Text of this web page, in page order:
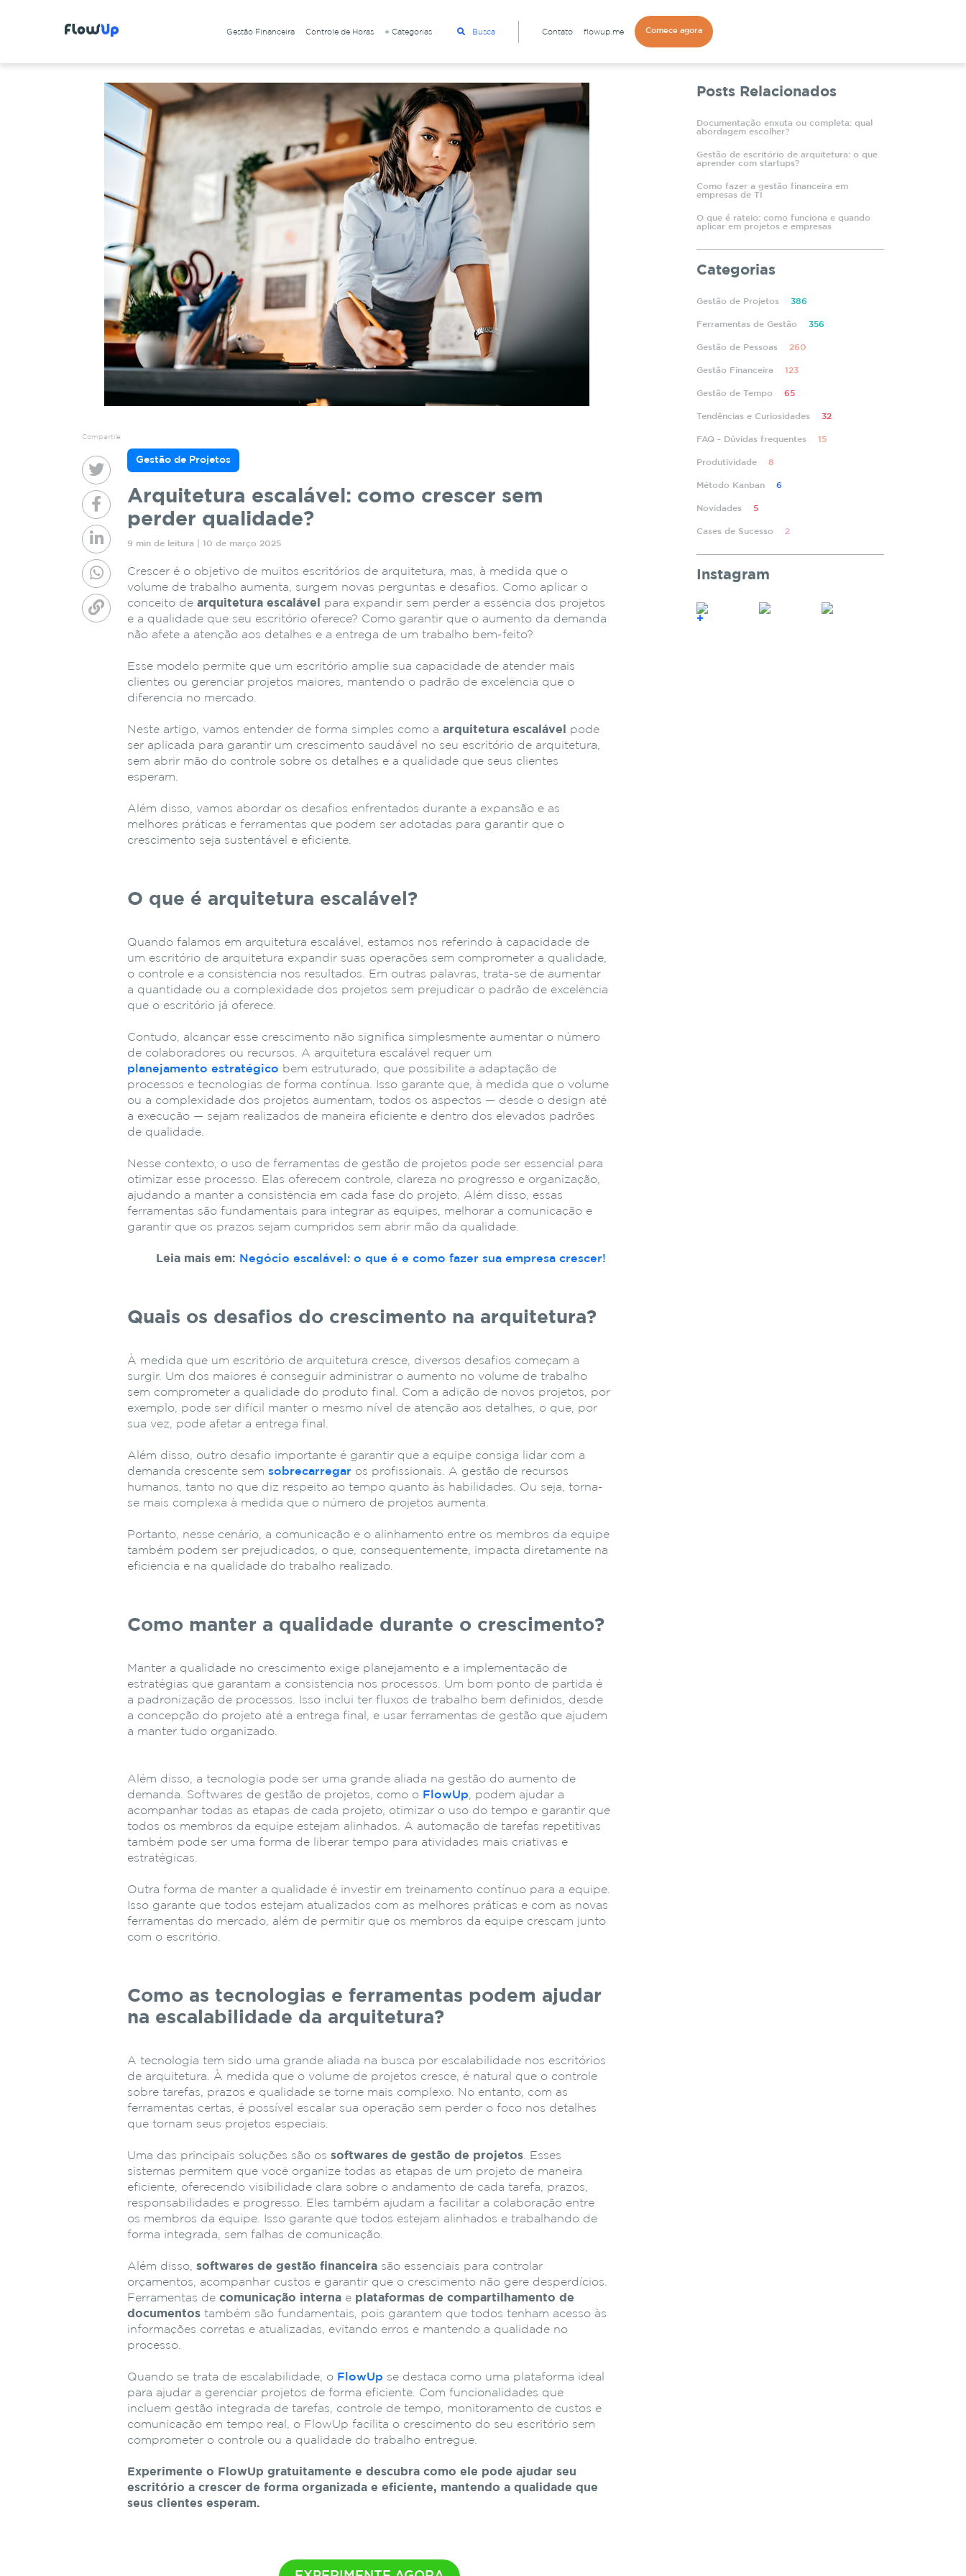
Gestão Financeira Controle de Horas + Categorias Busca Contato flowup.me Comece agora
Compartile
Gestão de Projetos
Arquitetura escalável: como crescer sem
perder qualidade?
9 min de leitura | 10 de março 2025
Crescer é o objetivo de muitos escritórios de arquitetura, mas, à medida que o
volume de trabalho aumenta, surgem novas perguntas e desafios. Como aplicar o
conceito dearquitetura escalável
para expandir sem perder a essência dos projetos
e a qualidade que seu escritório oferece? Como garantir que o aumento da demanda
não afete a atenção aos detalhes e a entrega de um trabalho bem-feito?
Esse modelo permite que um escritório amplie sua capacidade de atender mais
clientes ou gerenciar projetos maiores, mantendo o padrão de excelência que o
diferencia no mercado.
Neste artigo, vamos entender de forma simples como aarquitetura escalável
pode
ser aplicada para garantir um crescimento saudável no seu escritório de arquitetura,
sem abrir mão do controle sobre os detalhes e a qualidade que seus clientes
esperam.
Além disso, vamos abordar os desafios enfrentados durante a expansão e as
melhores práticas e ferramentas que podem ser adotadas para garantir que o
crescimento seja sustentável e eficiente.
O que é arquitetura escalável?
Quando falamos em arquitetura escalável, estamos nos referindo à capacidade de
um escritório de arquitetura expandir suas operações sem comprometer a qualidade,
o controle e a consistência nos resultados. Em outras palavras, trata-se de aumentar
a quantidade ou a complexidade dos projetos sem prejudicar o padrão de excelência
que o escritório já oferece.
Contudo, alcançar esse crescimento não significa simplesmente aumentar o número
de colaboradores ou recursos. A arquitetura escalável requer um
planejamento estratégico bem estruturado, que possibilite a adaptação de
processos e tecnologias de forma contínua. Isso garante que, à medida que o volume
ou a complexidade dos projetos aumentam, todos os aspectos — desde o design até
a execução — sejam realizados de maneira eficiente e dentro dos elevados padrões
de qualidade.
Nesse contexto, o uso de ferramentas de gestão de projetos pode ser essencial para
otimizar esse processo. Elas oferecem controle, clareza no progresso e organização,
ajudando a manter a consistência em cada fase do projeto. Além disso, essas
ferramentas são fundamentais para integrar as equipes, melhorar a comunicação e
garantir que os prazos sejam cumpridos sem abrir mão da qualidade.
Leia mais em: Negócio escalável: o que é e como fazer sua empresa crescer!
Quais os desafios do crescimento na arquitetura?
À medida que um escritório de arquitetura cresce, diversos desafios começam a
surgir. Um dos maiores é conseguir administrar o aumento no volume de trabalho
sem comprometer a qualidade do produto final. Com a adição de novos projetos, por
exemplo, pode ser difícil manter o mesmo nível de atenção aos detalhes, o que, por
sua vez, pode afetar a entrega final.
Além disso, outro desafio importante é garantir que a equipe consiga lidar com a
demanda crescente semsobrecarregar os profissionais. A gestão de recursos
humanos, tanto no que diz respeito ao tempo quanto às habilidades. Ou seja, torna-
se mais complexa à medida que o número de projetos aumenta.
Portanto, nesse cenário, a comunicação e o alinhamento entre os membros da equipe
também podem ser prejudicados, o que, consequentemente, impacta diretamente na
eficiência e na qualidade do trabalho realizado.
Como manter a qualidade durante o crescimento?
Manter a qualidade no crescimento exige planejamento e a implementação de
estratégias que garantam a consistência nos processos. Um bom ponto de partida é
a padronização de processos. Isso inclui ter fluxos de trabalho bem definidos, desde
a concepção do projeto até a entrega final, e usar ferramentas de gestão que ajudem
a manter tudo organizado.
Além disso, a tecnologia pode ser uma grande aliada na gestão do aumento de
demanda. Softwares de gestão de projetos, como o FlowUp, podem ajudar a
acompanhar todas as etapas de cada projeto, otimizar o uso do tempo e garantir que
todos os membros da equipe estejam alinhados. A automação de tarefas repetitivas
também pode ser uma forma de liberar tempo para atividades mais criativas e
estratégicas.
Outra forma de manter a qualidade é investir em treinamento contínuo para a equipe.
Isso garante que todos estejam atualizados com as melhores práticas e com as novas
ferramentas do mercado, além de permitir que os membros da equipe cresçam junto
com o escritório.
Como as tecnologias e ferramentas podem ajudar
na escalabilidade da arquitetura?
A tecnologia tem sido uma grande aliada na busca por escalabilidade nos escritórios
de arquitetura. À medida que o volume de projetos cresce, é natural que o controle
sobre tarefas, prazos e qualidade se torne mais complexo. No entanto, com as
ferramentas certas, é possível escalar sua operação sem perder o foco nos detalhes
que tornam seus projetos especiais.
Uma das principais soluções são ossoftwares de gestão de projetos. Esses
sistemas permitem que você organize todas as etapas de um projeto de maneira
eficiente, oferecendo visibilidade clara sobre o andamento de cada tarefa, prazos,
responsabilidades e progresso. Eles também ajudam a facilitar a colaboração entre
os membros da equipe. Isso garante que todos estejam alinhados e trabalhando de
forma integrada, sem falhas de comunicação.
Além disso,softwares de gestão financeira são essenciais para controlar
orçamentos, acompanhar custos e garantir que o crescimento não gere desperdícios.
Ferramentas decomunicação interna e plataformas de compartilhamento de
documentos também são fundamentais, pois garantem que todos tenham acesso às
informações corretas e atualizadas, evitando erros e mantendo a qualidade no
processo.
Quando se trata de escalabilidade, o FlowUp se destaca como uma plataforma ideal
para ajudar a gerenciar projetos de forma eficiente. Com funcionalidades que
incluem gestão integrada de tarefas, controle de tempo, monitoramento de custos e
comunicação em tempo real, o FlowUp facilita o crescimento do seu escritório sem
comprometer o controle ou a qualidade do trabalho entregue.
Experimente o FlowUp gratuitamente e descubra como ele pode ajudar seu
escritório a crescer de forma organizada e eficiente, mantendo a qualidade que
seus clientes esperam.
Posts Relacionados
Documentação enxuta ou completa: qual
abordagem escolher?
Gestão de escritório de arquitetura: o que
aprender com startups?
Como fazer a gestão financeira em
empresas de TI
O que é rateio: como funciona e quando
aplicar em projetos e empresas
Categorias
Gestão de Projetos 386
Ferramentas de Gestão 356
Gestão de Pessoas 260
Gestão Financeira 123
Gestão de Tempo 65
Tendências e Curiosidades 32
FAQ - Dúvidas frequentes 15
Produtividade 8
Método Kanban 6
Novidades 5
Cases de Sucesso 2
Instagram
+